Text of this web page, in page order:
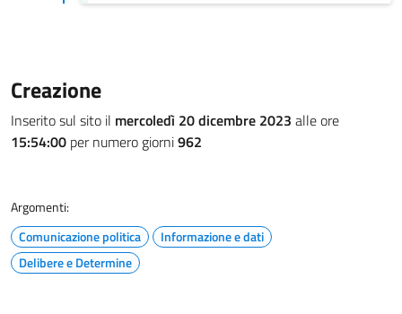
Creazione
Inserito sul sito il mercoledì 20 dicembre 2023 alle ore
15:54:00 per numero giorni962
Argomenti:
Comunicazione politica
Informazione e dati
Delibere e Determine